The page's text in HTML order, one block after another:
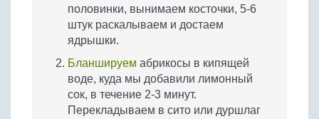
половинки, вынимаем косточки, 5-6
штук раскалываем и достаем
ядрышки.
Бланшируем абрикосы в кипящей
воде, куда мы добавили лимонный
сок, в течение 2-3 минут.
Перекладываем в сито или дуршлаг